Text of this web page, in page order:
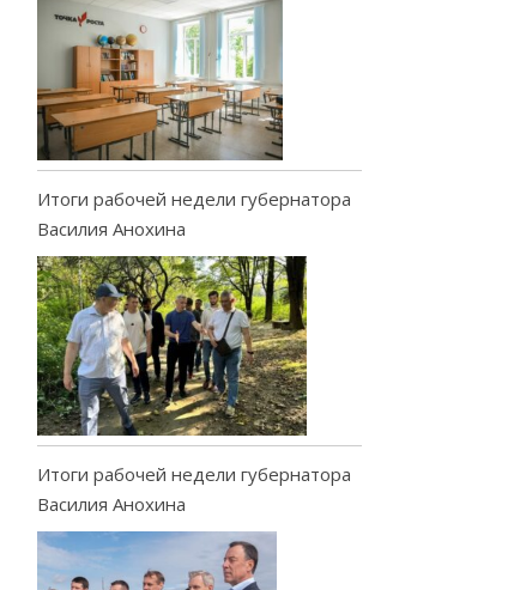
Итоги рабочей недели губернатора
Василия Анохина
Итоги рабочей недели губернатора
Василия Анохина